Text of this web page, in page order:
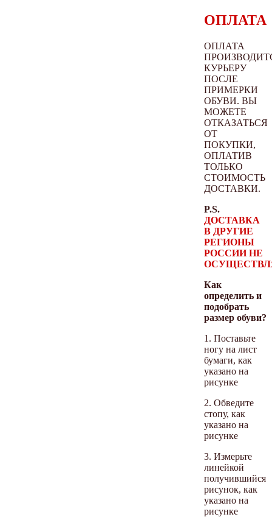
ОПЛАТА
ОПЛАТА
КУРЬЕРУ
ПОСЛЕ
ПРИМЕРКИ
ОБУВИ. ВЫ
МОЖЕТЕ
ОТКАЗАТЬСЯ
ОТ
ПОКУПКИ,
ОПЛАТИВ
ТОЛЬКО
СТОИМОСТЬ
ДОСТАВКИ.
P.S.
ДОСТАВКА
В ДРУГИЕ
РЕГИОНЫ
РОССИИ НЕ
Как
определить и
подобрать
размер обуви?
1. Поставьте
ногу на лист
бумаги, как
указано на
рисунке
2. Обведите
стопу, как
указано на
рисунке
3. Измерьте
линейкой
получившийся
рисунок, как
указано на
рисунке